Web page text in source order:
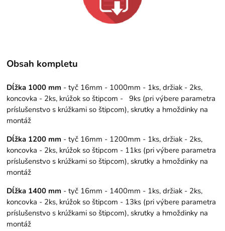
Obsah kompletu
Dĺžka 1000 mm - tyč 16mm - 1000mm - 1ks, držiak - 2ks,
koncovka - 2ks, krúžok so štipcom - 9ks (pri výbere parametra
príslušenstvo s krúžkami so štipcom), skrutky a hmoždinky na
montáž
Dĺžka 1200 mm - tyč 16mm - 1200mm - 1ks, držiak - 2ks,
koncovka - 2ks, krúžok so štipcom - 11ks (pri výbere parametra
príslušenstvo s krúžkami so štipcom), skrutky a hmoždinky na
montáž
Dĺžka 1400 mm - tyč 16mm - 1400mm - 1ks, držiak - 2ks,
koncovka - 2ks, krúžok so štipcom - 13ks (pri výbere parametra
príslušenstvo s krúžkami so štipcom), skrutky a hmoždinky na
montáž